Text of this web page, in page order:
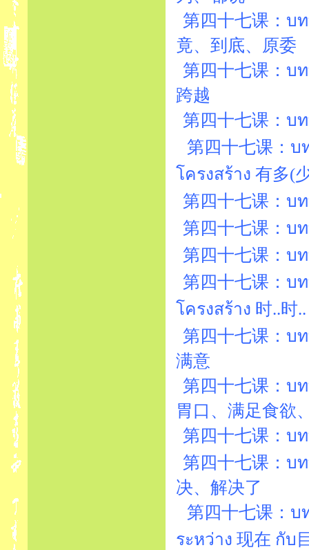
第四十七课：บ
竟、到底、原委
第四十七课：บ
跨越
第四十七课：บ
第四十七课：บ
โครงสร้าง 有多(
第四十七课：บ
第四十七课：บ
第四十七课：บ
第四十七课：บ
โครงสร้าง 时..时..
第四十七课：บ
满意
第四十七课：บ
胃口、满足食欲
第四十七课：บ
第四十七课：บ
决、解决了
第四十七课：
ระหว่าง 现在 กับ